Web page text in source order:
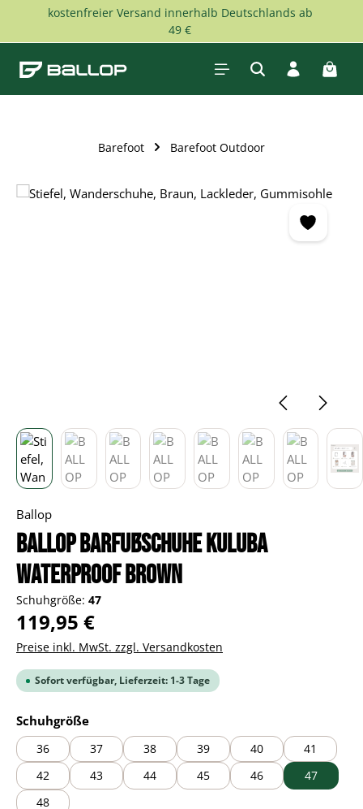
Zum Hauptinhalt springen
kostenfreier Versand innerhalb Deutschlands ab
49 €
Barefoot Barefoot Outdoor
Bildergalerie überspringen
Ballop
BALLOP Barfußschuhe Kuluba
Waterproof brown
Schuhgröße: 47
Regulärer Preis:
119,95 €
Preise inkl. MwSt. zzgl. Versandkosten
Sofort verfügbar, Lieferzeit: 1-3 Tage
Schuhgrößeauswählen
36 37 38 39 40
41
42
43 44 45 46
47
48